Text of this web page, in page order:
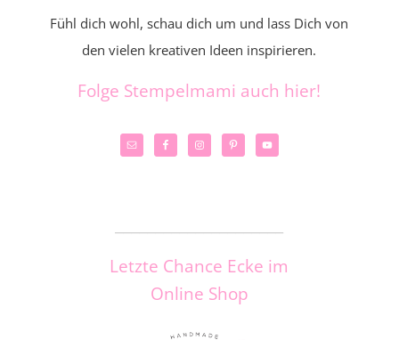
Fühl dich wohl, schau dich um und lass Dich von
den vielen kreativen Ideen inspirieren.
Folge Stempelmami auch hier!
Letzte Chance Ecke im
Online Shop